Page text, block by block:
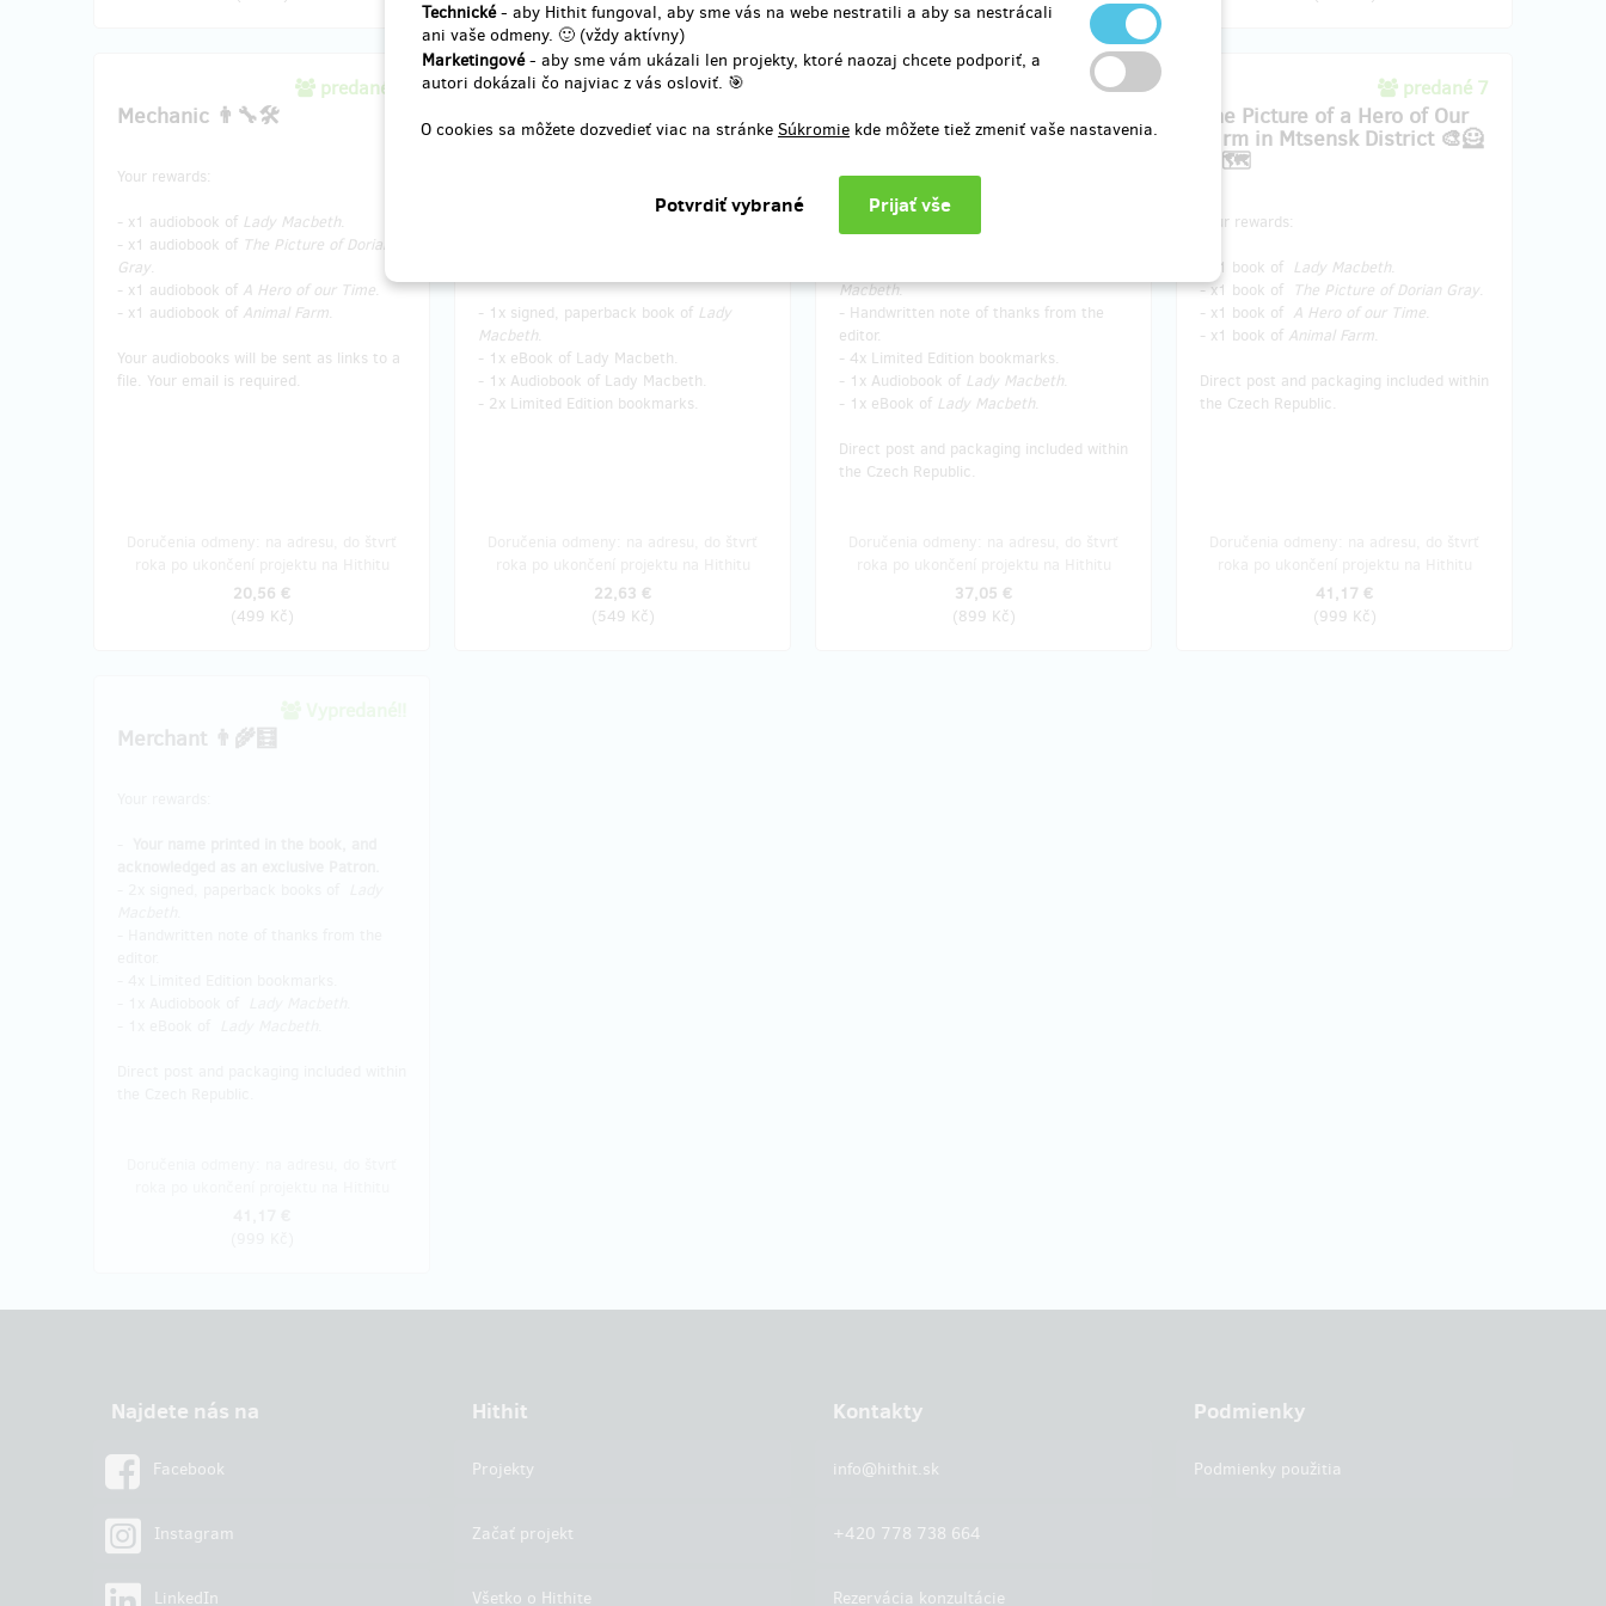
Technické- aby Hithit fungoval, aby sme vás na webe nestratili a aby sa nestrácali
ani vaše odmeny. 🙂 (vždy aktívny)
Marketingové- aby sme vám ukázali len projekty, ktoré naozaj chcete podporiť, a
autori dokázali čo najviac z vás osloviť. 🎯
O cookies sa môžete dozvedieť viac na stránke Súkromie kde môžete tiež zmeniť vaše nastavenia.
predané 4
Mechanic 👨‍🔧🛠️
Your rewards:
- x1 audiobook of Lady Macbeth.
- x1 audiobook of The Picture of Dorian
Gray.
- x1 audiobook of A Hero of our Time.
- x1 audiobook of Animal Farm.
Your audiobooks will be sent as links to a
file. Your email is required.
20,56 €
(499 Kč)
predané 9
Town Councillor 👨‍⚖️🏛️
- 90 min. conversation lesson with the
- 1x signed, paperback book of Lady
Macbeth.
- 1x eBook of Lady Macbeth.
- 1x Audiobook of Lady Macbeth.
- 2x Limited Edition bookmarks.
22,63 €
(549 Kč)
predané 11
Nobility🏇👑
Your rewards:
Your name printed in the book, and
Macbeth.
- Handwritten note of thanks from the
editor.
- 4x Limited Edition bookmarks.
- 1x Audiobook of Lady Macbeth.
- 1x eBook of Lady Macbeth.
Direct post and packaging included within
the Czech Republic.
37,05 €
(899 Kč)
predané 7
The Picture of a Hero of Our
Farm in Mtsensk District 🎨🦸
🐷🗺️
Your rewards:
- x1 book of Lady Macbeth.
- x1 book of
The Picture of Dorian Gray.
- x1 book of A Hero of our Time.
- x1 book of Animal Farm.
Direct post and packaging included within
the Czech Republic.
41,17 €
(999 Kč)
Merchant 👨‍🌾🧮
Najdete nás na
Facebook
Instagram
LinkedIn
Hithit
Projekty
Začať projekt
Všetko o Hithite
Kontakty
info@hithit.sk
+420 778 738 664
Rezervácia konzultácie
Podmienky
Podmienky použitia